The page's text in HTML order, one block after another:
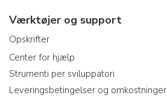
Værktøjer og support
Opskrifter
Center for hjælp
Strumenti per sviluppatori
Leveringsbetingelser og omkostninger